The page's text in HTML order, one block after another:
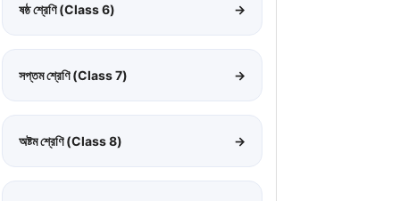
ষষ্ঠ শ্রেণি (Class 6) →
সপ্তম শ্রেণি (Class 7) →
অষ্টম শ্রেণি (Class 8) →